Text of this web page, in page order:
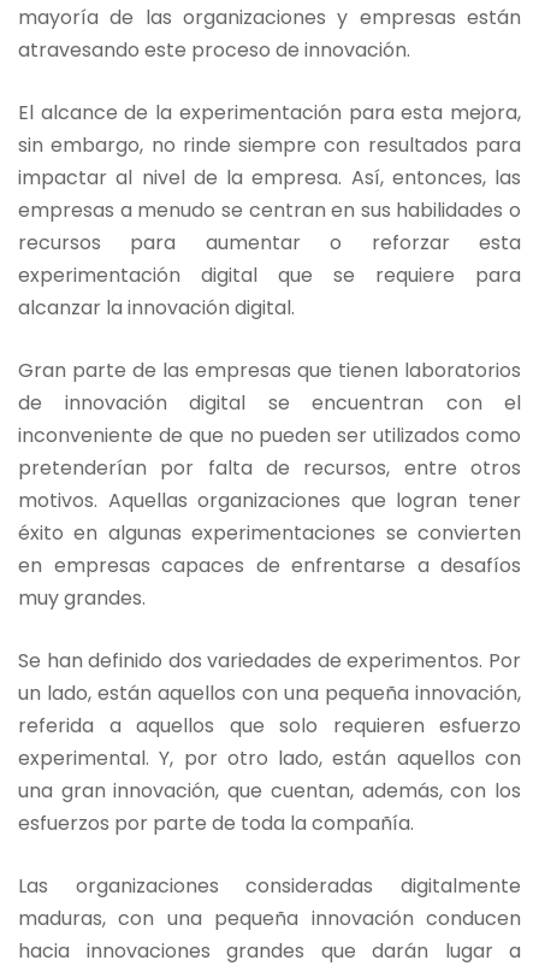
mayoría de las organizaciones y empresas están
atravesando este proceso de innovación.
El alcance de la experimentación para esta mejora,
sin embargo, no rinde siempre con resultados para
impactar al nivel de la empresa. Así, entonces, las
empresas a menudo se centran en sus habilidades o
recursos para aumentar o reforzar esta
experimentación digital que se requiere para
alcanzar la innovación digital.
Gran parte de las empresas que tienen laboratorios
de innovación digital se encuentran con el
inconveniente de que no pueden ser utilizados como
pretenderían por falta de recursos, entre otros
motivos. Aquellas organizaciones que logran tener
éxito en algunas experimentaciones se convierten
en empresas capaces de enfrentarse a desafíos
muy grandes.
Se han definido dos variedades de experimentos. Por
un lado, están aquellos con una pequeña innovación,
referida a aquellos que solo requieren esfuerzo
experimental. Y, por otro lado, están aquellos con
una gran innovación, que cuentan, además, con los
esfuerzos por parte de toda la compañía.
Las organizaciones consideradas digitalmente
maduras, con una pequeña innovación conducen
hacia innovaciones grandes que darán lugar a